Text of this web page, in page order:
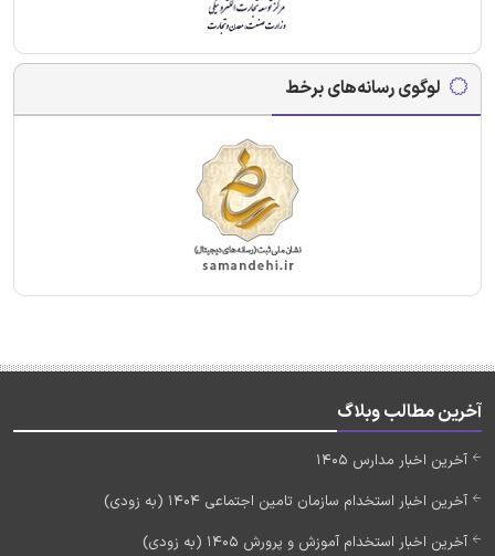
لوگوی رسانه‌های برخط
آخرین مطالب وبلاگ
آخرین اخبار مدارس 1405
آخرین اخبار استخدام سازمان تامین اجتماعی 1404 (به زودی)
آخرین اخبار استخدام آموزش و پرورش 1405 (به زودی)